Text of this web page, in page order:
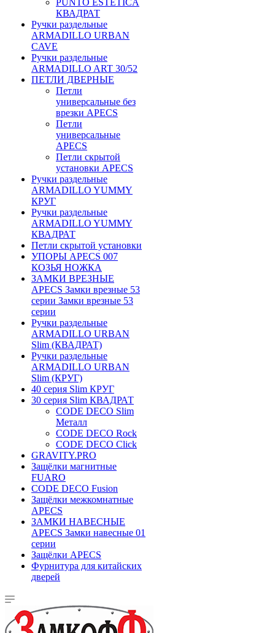
PUNTO ESTETICA
КВАДРАТ
Ручки раздельные
ARMADILLO URBAN
CAVE
Ручки раздельные
ARMADILLO ART 30/52
ПЕТЛИ ДВЕРНЫЕ
Петли
универсальные без
врезки APECS
Петли
универсальные
APECS
Петли скрытой
установки APECS
Ручки раздельные
ARMADILLO YUMMY
КРУГ
Ручки раздельные
ARMADILLO YUMMY
КВАДРАТ
Петли скрытой установки
УПОРЫ APECS 007
КОЗЬЯ НОЖКА
ЗАМКИ ВРЕЗНЫЕ
APECS Замки врезные 53
серии Замки врезные 53
серии
Ручки раздельные
ARMADILLO URBAN
Slim (КВАДРАТ)
Ручки раздельные
ARMADILLO URBAN
Slim (КРУГ)
40 серия Slim КРУГ
30 серия Slim КВАДРАТ
CODE DECO Slim
Металл
CODE DECO Rock
CODE DECO Click
GRAVITY.PRO
Защёлки магнитные
FUARO
CODE DECO Fusion
Защёлки межкомнатные
APECS
ЗАМКИ НАВЕСНЫЕ
APECS Замки навесные 01
серии
Защёлки APECS
Фурнитура для китайских
дверей